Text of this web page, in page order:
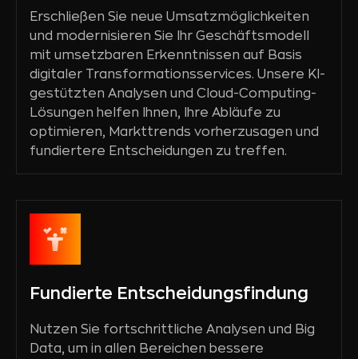
Erschließen Sie neue Umsatzmöglichkeiten
und modernisieren Sie Ihr Geschäftsmodell
mit umsetzbaren Erkenntnissen auf Basis
digitaler Transformationsservices. Unsere KI-
gestützten Analysen und Cloud-Computing-
Lösungen helfen Ihnen, Ihre Abläufe zu
optimieren, Markttrends vorherzusagen und
fundiertere Entscheidungen zu treffen.
Fundierte Entscheidungsfindung
Nutzen Sie fortschrittliche Analysen und Big
Data, um in allen Bereichen bessere